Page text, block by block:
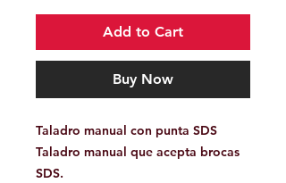
Add to Cart
Buy Now
Taladro manual con punta SDS
Taladro manual que acepta brocas
SDS.